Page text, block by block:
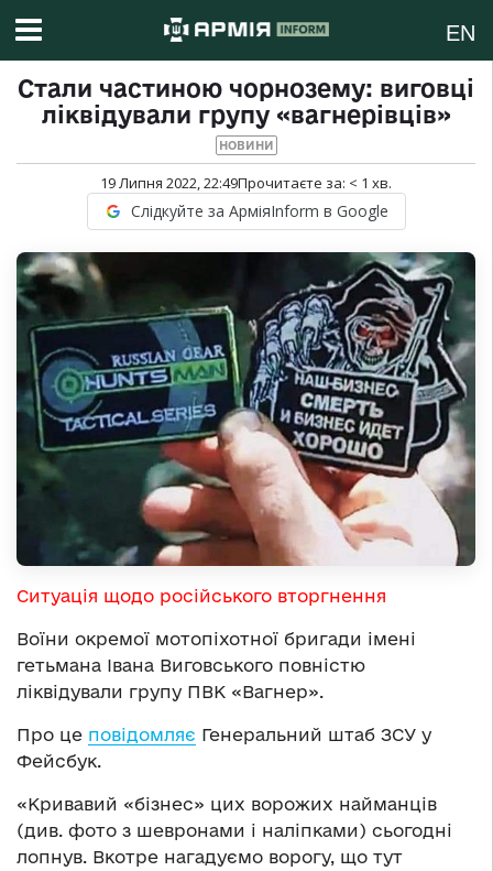
EN
Стали частиною чорнозему: виговці
ліквідували групу «вагнерівців»
НОВИНИ
19 Липня 2022, 22:49Прочитаєте за: < 1 хв.
Слідкуйте за АрміяInform в Google
Ситуація щодо російського вторгнення
Воїни окремої мотопіхотної бригади імені
гетьмана Івана Виговського повністю
ліквідували групу ПВК «Вагнер».
Про це повідомляє Генеральний штаб ЗСУ у
Фейсбук.
«Кривавий «бізнес» цих ворожих найманців
(див. фото з шевронами і наліпками) сьогодні
лопнув. Вкотре нагадуємо ворогу, що тут